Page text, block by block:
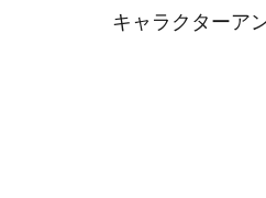
キャラクターア